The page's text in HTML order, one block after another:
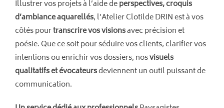
Illustrer vos projets à l’aide deperspectives, croquis
d’ambiance aquarellés, l’Atelier Clotilde DRIN est à vos
côtés pourtranscrire vos visionsavec précision et
poésie. Que ce soit pour séduire vos clients, clarifier vos
intentions ou enrichir vos dossiers, nosvisuels
qualitatifs et évocateursdeviennent un outil puissant de
communication.